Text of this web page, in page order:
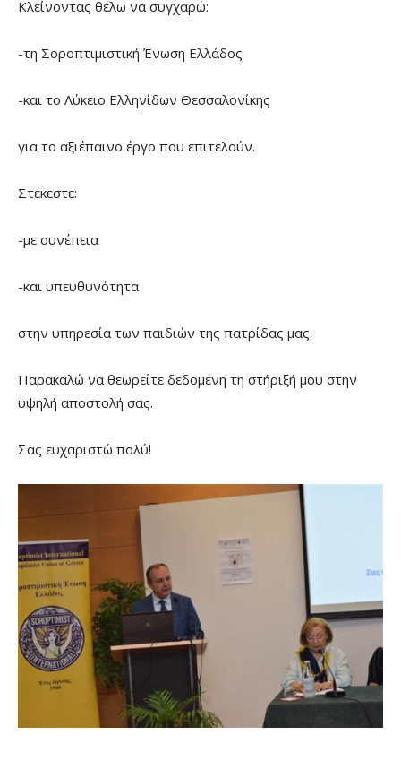
Κλείνοντας θέλω να συγχαρώ:
-τη Σοροπτιμιστική Ένωση Ελλάδος
-και το Λύκειο Ελληνίδων Θεσσαλονίκης
για το αξιέπαινο έργο που επιτελούν.
Στέκεστε:
-με συνέπεια
-και υπευθυνότητα
στην υπηρεσία των παιδιών της πατρίδας μας.
Παρακαλώ να θεωρείτε δεδομένη τη στήριξή μου στην
υψηλή αποστολή σας.
Σας ευχαριστώ πολύ!